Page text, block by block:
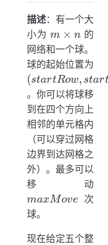
描述：有一个大
小为 m
\times
n
m × n 的
网络和一个球。
球的起始位置为
(startRow,
startColumn)
(startRow, star
。你可以将球移
到在四个方向上
相邻的单元格内
（可以穿过网格
边界到达网格之
外）。最多可以
移动
maxMove 次
球。
现在给定五个整